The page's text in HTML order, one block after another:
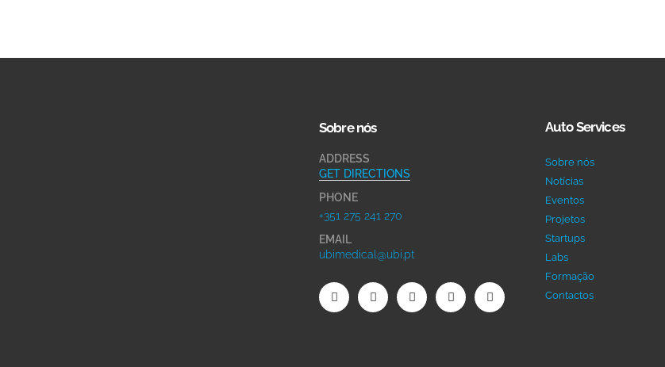
Sobre nós
ADDRESS
GET DIRECTIONS
PHONE
+351 275 241 270
EMAIL
ubimedical@ubi.pt
Auto Services
Sobre nós
Notícias
Eventos
Projetos
Startups
Labs
Formação
Contactos